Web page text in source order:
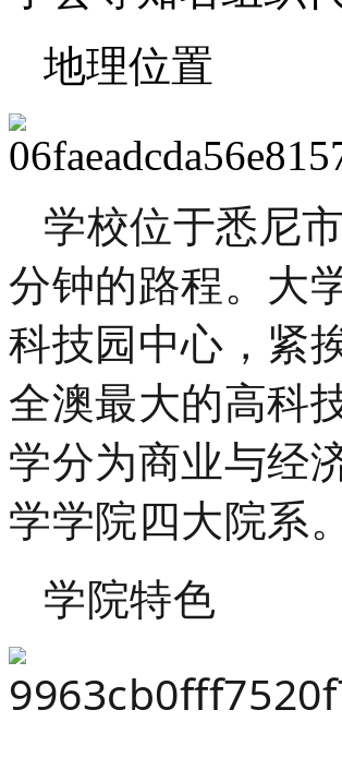
地理位置
学校位于悉尼
分钟的路程。大
科技园中心，紧
全澳最大的高科
学分为商业与经
学学院四大院系。
学院特色